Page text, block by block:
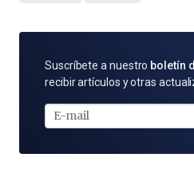
SUSCRÍBETE
POR
MAIL
Suscríbete a nuestro boletín
recibir artículos y otras